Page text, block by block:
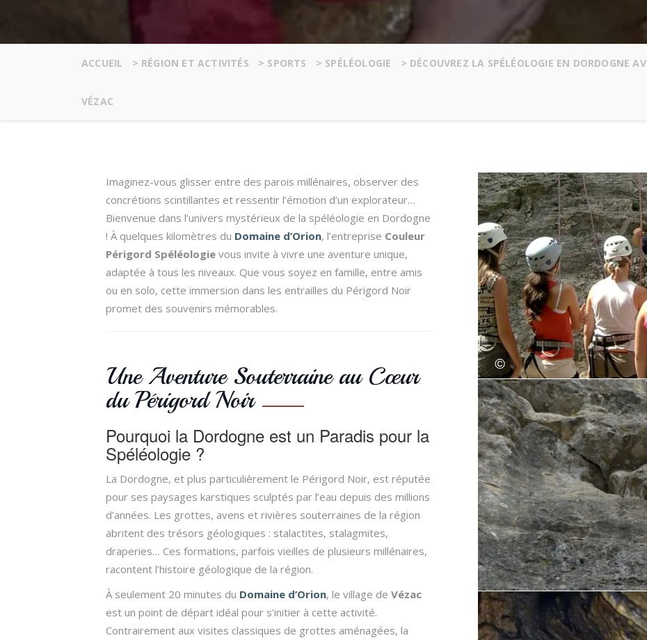
ACCUEIL > RÉGION ET ACTIVITÉS > SPORTS > SPÉLÉOLOGIE > DÉCOUVREZ LA SPÉLÉOLOGIE EN DORDOGNE
VÉZAC
Imaginez-vous glisser entre des parois millénaires, observer des
concrétions scintillantes et ressentir l’émotion d’un explorateur…
Bienvenue dans l’univers mystérieux de la spéléologie en Dordogne
! À quelques kilomètres du Domaine d’Orion, l’entreprise Couleur
Périgord Spéléologie vous invite à vivre une aventure unique,
adaptée à tous les niveaux. Que vous soyez en famille, entre amis
ou en solo, cette immersion dans les entrailles du Périgord Noir
promet des souvenirs mémorables.
Une Aventure Souterraine au Cœur
du Périgord Noir
Pourquoi la Dordogne est un Paradis pour la
Spéléologie ?
La Dordogne, et plus particulièrement le Périgord Noir, est réputée
pour ses paysages karstiques sculptés par l’eau depuis des millions
d’années. Les grottes, avens et rivières souterraines de la région
abritent des trésors géologiques : stalactites, stalagmites,
draperies… Ces formations, parfois vieilles de plusieurs millénaires,
racontent l’histoire géologique de la région.
À seulement 20 minutes du Domaine d’Orion, le village de Vézac
est un point de départ idéal pour s’initier à cette activité.
Contrairement aux visites classiques de grottes aménagées, la